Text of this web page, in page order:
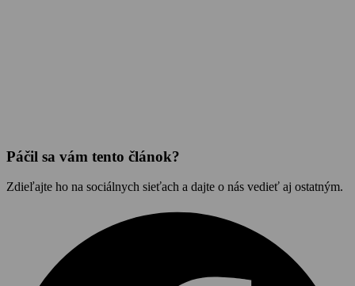
Páčil sa vám tento článok?
Zdieľajte ho na sociálnych sieťach a dajte o nás vedieť aj ostatným.